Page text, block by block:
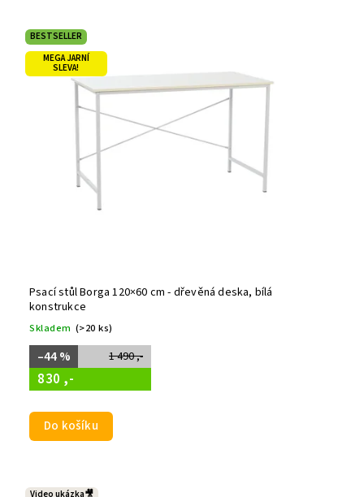
BESTSELLER
MEGA JARNÍ
SLEVA!
Psací stůl Borga 120×60 cm - dřevěná deska, bílá
konstrukce
Skladem (>20 ks)
1 490 ,-
–44 %
830 ,-
Do košíku
Video ukázka🎥